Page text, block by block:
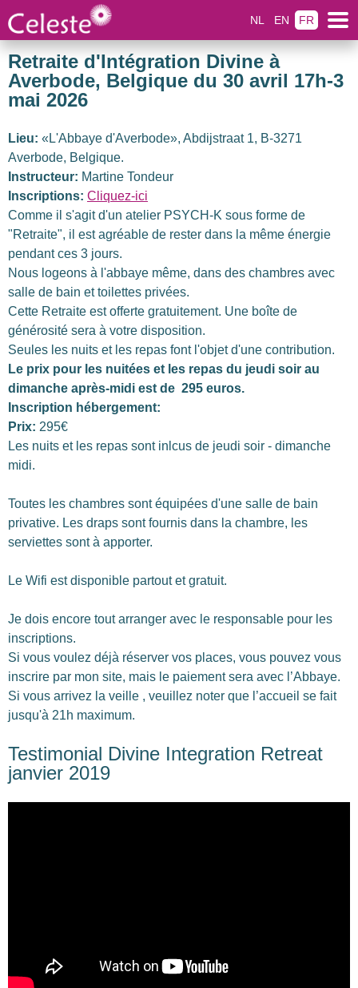
NL EN FR
Retraite d'Intégration Divine à
Averbode, Belgique du 30 avril 17h-3
mai 2026
Lieu: «L'Abbaye d'Averbode», Abdijstraat 1, B-3271
Averbode, Belgique.
Instructeur: Martine Tondeur
Inscriptions: Cliquez-ici
Comme il s'agit d'un atelier PSYCH-K sous forme de
"Retraite", il est agréable de rester dans la même énergie
pendant ces 3 jours.
Nous logeons à l'abbaye même, dans des chambres avec
salle de bain et toilettes privées.
Cette Retraite est offerte gratuitement. Une boîte de
générosité sera à votre disposition.
Seules les nuits et les repas font l'objet d'une contribution.
Le prix pour les nuitées et les repas du jeudi soir au
dimanche après-midi est de 295 euros.
Inscription hébergement:
Prix: 295€
Les nuits et les repas sont inlcus de jeudi soir - dimanche
midi.
Toutes les chambres sont équipées d'une salle de bain
privative. Les draps sont fournis dans la chambre, les
serviettes sont à apporter.
Le Wifi est disponible partout et gratuit.
Je dois encore tout arranger avec le responsable pour les
inscriptions.
Si vous voulez déjà réserver vos places, vous pouvez vous
inscrire par mon site, mais le paiement sera avec l’Abbaye.
Si vous arrivez la veille , veuillez noter que l’accueil se fait
jusqu'à 21h maximum.
Testimonial Divine Integration Retreat
janvier 2019